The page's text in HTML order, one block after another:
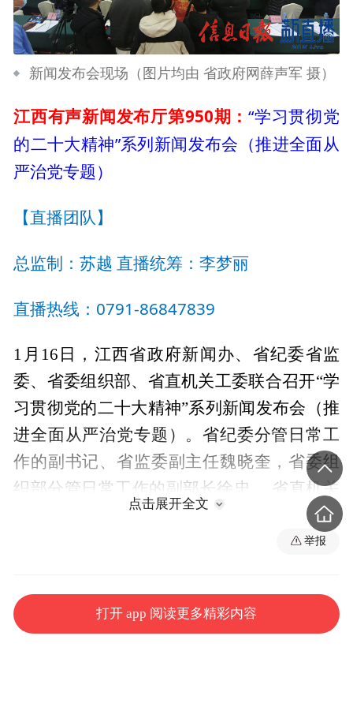
新闻发布会现场（图片均由 省政府网薛声军 摄）
江西有声新闻发布厅第950期：“学习贯彻党
的二十大精神”系列新闻发布会（推进全面从
严治党专题）
【直播团队】
总监制：苏越 直播统筹：李梦丽
直播热线：0791-86847839
1月16日，江西省政府新闻办、省纪委省监
委、省委组织部、省直机关工委联合召开“学
习贯彻党的二十大精神”系列新闻发布会（推
进全面从严治党专题）。省纪委分管日常工
作的副书记、省监委副主任魏晓奎，省委组
织部分管日常工作的副部长徐忠， 省直机关
工委书记叶仁荪发布和介绍有关情况，并答
记者问。省委宣传部副部长、省政府新闻办
点击展开全文
举报
打开 app 阅读更多精彩内容